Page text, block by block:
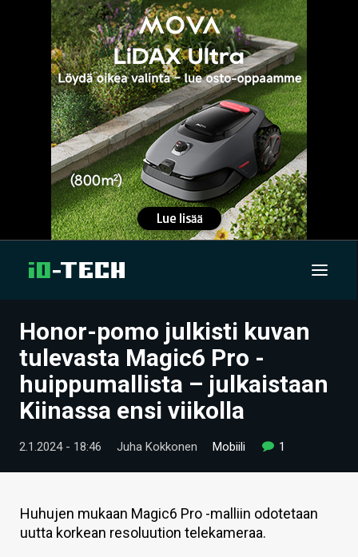
UUTISET
ARTIKKELIT
VIDEOT
TECHBBS
HINTA.FI
Honor-pomo julkisti kuvan
tulevasta Magic6 Pro -
huippumallista – julkaistaan
Kiinassa ensi viikolla
2.1.2024 - 18:46 Juha Kokkonen Mobiili 1
Huhujen mukaan Magic6 Pro -malliin odotetaan
uutta korkean resoluution telekameraa.